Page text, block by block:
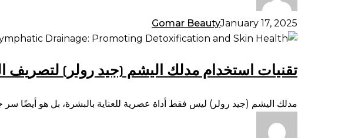
ظهور
البثور
Gomar BeautyJanuary 17, 2025
تقنيات
مدلك
(جيد
رولر)
لتصريف
تقنيات استخدام مدلك اليشم (جيد رولر) لتصريف
مدلك اليشم (جيد رولر) ليس فقط أداة عصرية للعناية بالبشرة، بل هو أيضًا